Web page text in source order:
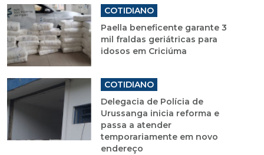
COTIDIANO
Paella beneficente garante 3
mil fraldas geriátricas para
idosos em Criciúma
COTIDIANO
Delegacia de Polícia de
Urussanga inicia reforma e
passa a atender
temporariamente em novo
endereço